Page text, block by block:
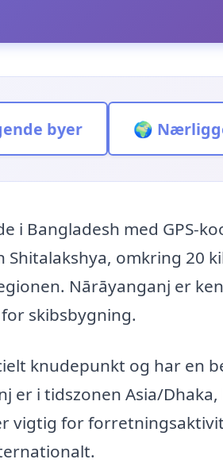
byer 🌍
i Bangladesh med GPS-
omkring 20
Nārāyanganj er
skibsbygning.
knudepunkt og har en
er i tidszonen Asia/
vigtig for